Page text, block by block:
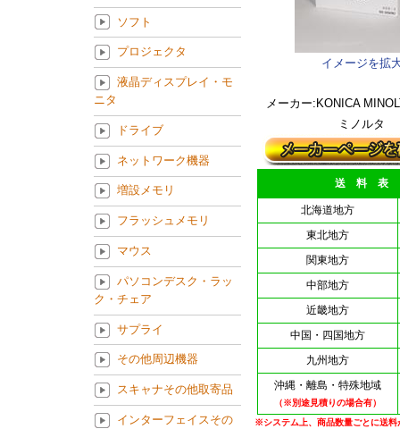
イメージを拡
メーカー:KONICA
ミノルタ
送 料 表
北海道地方
東北地方
関東地方
中部地方
近畿地方
中国・四国地方
九州地方
沖縄・離島・特殊地域
（※別途見積りの場合有）
※システム上、商品数量ごとに送料
ソフト
プロジェクタ
液晶ディスプレイ・モ
ニタ
ドライブ
ネットワーク機器
増設メモリ
フラッシュメモリ
マウス
パソコンデスク・ラッ
ク・チェア
サプライ
その他周辺機器
スキャナその他取寄品
インターフェイスその